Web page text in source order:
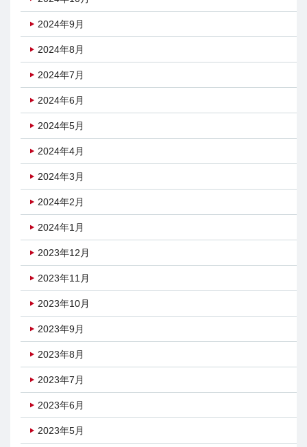
2024年9月
2024年8月
2024年7月
2024年6月
2024年5月
2024年4月
2024年3月
2024年2月
2024年1月
2023年12月
2023年11月
2023年10月
2023年9月
2023年8月
2023年7月
2023年6月
2023年5月